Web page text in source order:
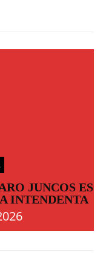
JUNCOS ES
INTENDENTA